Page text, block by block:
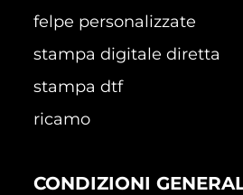
felpe personalizzate
stampa digitale diretta
stampa dtf
ricamo
CONDIZIONI